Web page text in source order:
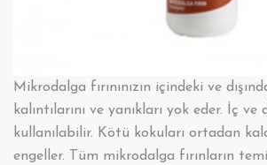
Mikrodalga fırınınızın içindeki ve
kalıntılarını ve yanıkları yok eder. İç ve
kullanılabilir. Kötü kokuları ortadan
engeller. Tüm mikrodalga fırınların